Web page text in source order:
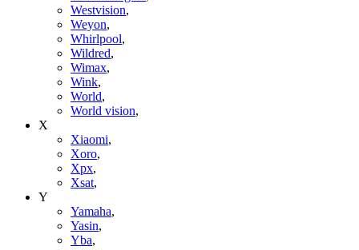
Westvision,
Weyon,
Whirlpool,
Wildred,
Wimax,
Wink,
World,
World vision,
X
Xiaomi,
Xoro,
Xpx,
Xsat,
Y
Yamaha,
Yasin,
Yba,